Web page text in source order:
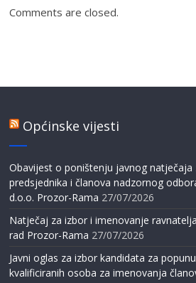
Comments are closed.
Općinske vijesti
Obavijest o poništenju javnog natječaja
predsjednika i članova nadzornog
d.o.o. Prozor-Rama 27/07/2026
Natječaj za izbor i imenovanje
rad Prozor-Rama 27/07/2026
Javni oglas za izbor kandidata za
kvalificiranih osoba za imenovanja